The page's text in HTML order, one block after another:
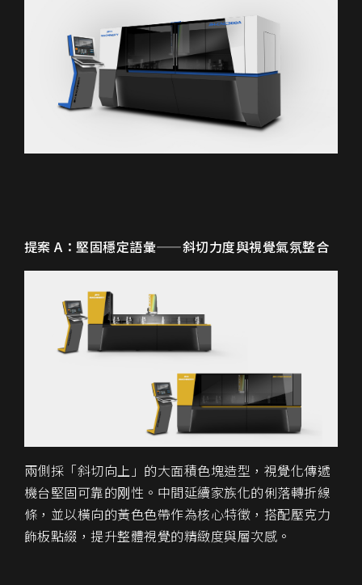
提案 A：堅固穩定語彙——斜切力度與視覺氣氛整合
兩側採「斜切向上」的大面積色塊造型，視覺化傳遞
機台堅固可靠的刚性。中間延續家族化的俐落轉折線
條，並以橫向的黃色色帶作為核心特徵，搭配壓克力
飾板點綴，提升整體視覺的精緻度與層次感。